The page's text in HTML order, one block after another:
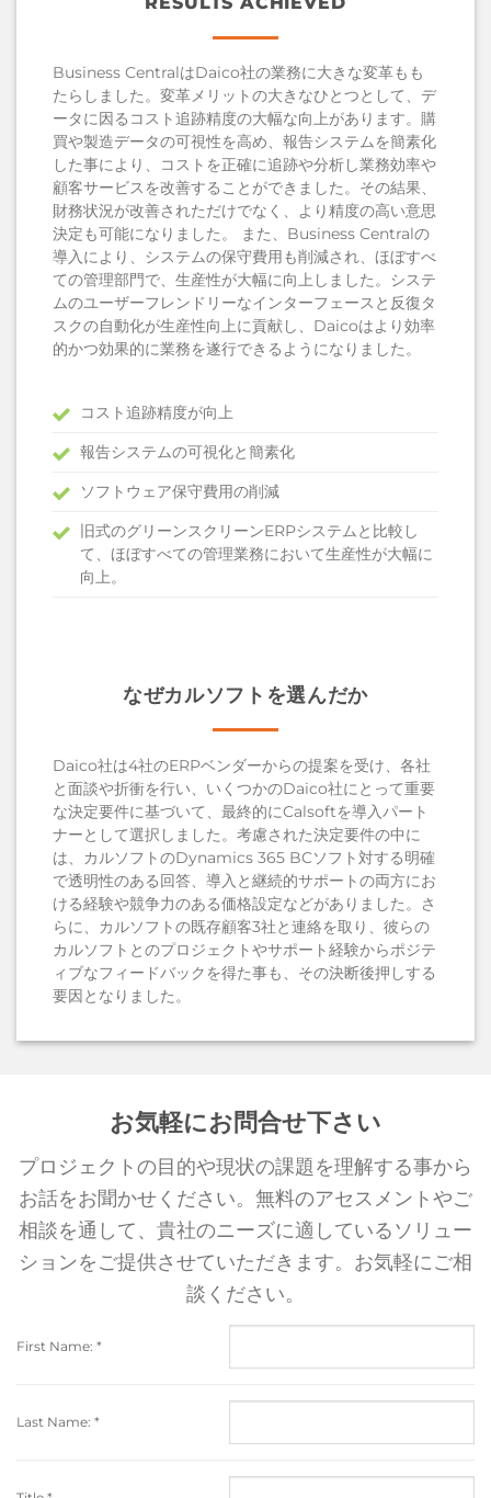
Business CentralはDaico社の業務に大きな変革もも
たらしました。変革メリットの大きなひとつとして、デ
ータに因るコスト追跡精度の大幅な向上があります。購
買や製造データの可視性を高め、報告システムを簡素化
した事により、コストを正確に追跡や分析し業務効率や
顧客サービスを改善することができました。その結果、
財務状況が改善されただけでなく、より精度の高い意思
決定も可能になりました。 また、Business Centralの
導入により、システムの保守費用も削減され、ほぼすべ
ての管理部門で、生産性が大幅に向上しました。システ
ムのユーザーフレンドリーなインターフェースと反復タ
スクの自動化が生産性向上に貢献し、Daicoはより効率
的かつ効果的に業務を遂行できるようになりました。
コスト追跡精度が向上
報告システムの可視化と簡素化
ソフトウェア保守費用の削減
旧式のグリーンスクリーンERPシステムと比較し
て、ほぼすべての管理業務において生産性が大幅に
向上。
なぜカルソフトを選んだか
Daico社は4社のERPベンダーからの提案を受け、各社
と面談や折衝を行い、いくつかのDaico社にとって重要
な決定要件に基づいて、最終的にCalsoftを導入パート
ナーとして選択しました。考慮された決定要件の中に
は、カルソフトのDynamics 365 BCソフト対する明確
で透明性のある回答、導入と継続的サポートの両方にお
ける経験や競争力のある価格設定などがありました。さ
らに、カルソフトの既存顧客3社と連絡を取り、彼らの
カルソフトとのプロジェクトやサポート経験からポジテ
ィブなフィードバックを得た事も、その決断後押しする
要因となりました。
お気軽にお問合せ下さい
プロジェクトの目的や現状の課題を理解する事から
お話をお聞かせください。無料のアセスメントやご
相談を通して、貴社のニーズに適しているソリュー
ションをご提供させていただきます。お気軽にご相
談ください。
First Name: *
Last Name: *